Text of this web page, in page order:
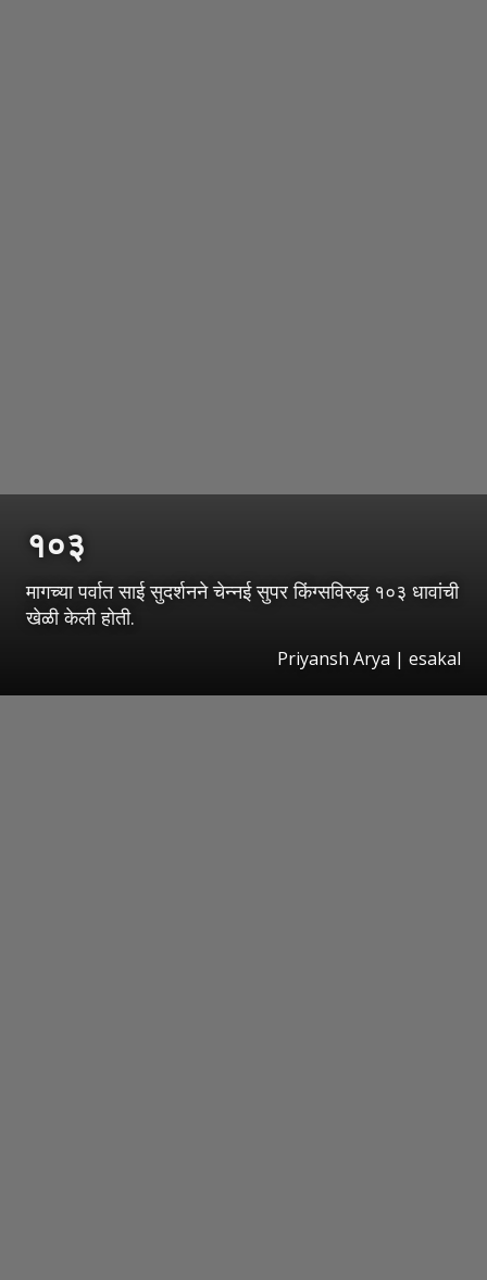
१०३
मागच्या पर्वात साई सुदर्शनने चेन्नई सुपर किंग्सविरुद्ध १०३ धावांची
खेळी केली होती.
Priyansh Arya | esakal